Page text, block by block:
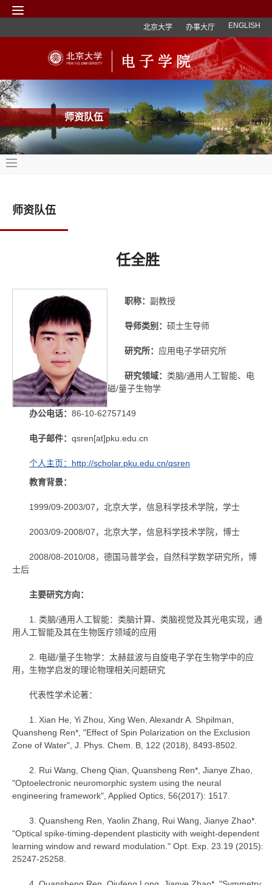
北京大学 办事大厅 ENGLISH
师资队伍
师资队伍
任全胜
职称： 副教授
导师类别： 硕士生导师
研究所： 应用电子学研究所
研究领域： 类脑/通用人工智能、电
磁/量子生物学
办公电话： 86-10-62757149
电子邮件： qsren[at]pku.edu.cn
个人主页：http://scholar.pku.edu.cn/qsren
教育背景：
1999/09-2003/07，北京大学，信息科学技术学院，学士
2003/09-2008/07，北京大学，信息科学技术学院，博士
2008/08-2010/08，德国马普学会，自然科学数学研究所，博
士后
主要研究方向：
1. 类脑/通用人工智能：类脑计算、类脑视觉及其光电实现，通
用人工智能及其在生物医疗领域的应用
2. 电磁/量子生物学：太赫兹波与自旋电子学在生物学中的应
用，生物学启发的理论物理相关问题研究
代表性学术论著：
1. Xian He, Yi Zhou, Xing Wen, Alexandr A. Shpilman,
Quansheng Ren*, "Effect of Spin Polarization on the Exclusion
Zone of Water", J. Phys. Chem. B, 122 (2018), 8493-8502.
2. Rui Wang, Cheng Qian, Quansheng Ren*, Jianye Zhao,
"Optoelectronic neuromorphic system using the neural
engineering framework", Applied Optics, 56(2017): 1517.
3. Quansheng Ren, Yaolin Zhang, Rui Wang, Jianye Zhao*.
"Optical spike-timing-dependent plasticity with weight-dependent
learning window and reward modulation." Opt. Exp. 23.19 (2015):
25247-25258.